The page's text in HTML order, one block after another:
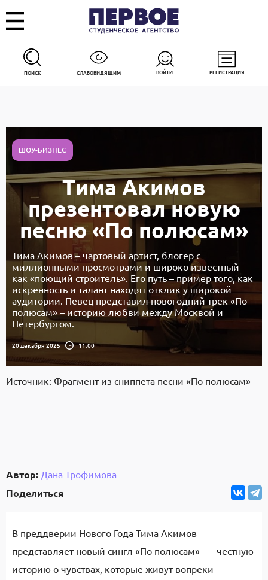
ПОИСК СЛАБОВИДЯЩИМ ВОЙТИ РЕГИСТРАЦИЯ
ШОУ-БИЗНЕС
Тима Акимов
презентовал новую
песню «По полюсам»
Тима Акимов – чартовый артист, блогер с
миллионными просмотрами и широко известный
как «поющий строитель». Его путь – пример того, как
искренность и талант находят отклик у широкой
аудитории. Певец представил новогодний трек «По
полюсам» – историю любви между Москвой и
Петербургом.
20 декабря 2025 11:00
Источник: Фрагмент из сниппета песни «По полюсам»
Автор: Дана Трофимова
Поделиться
В преддверии Нового Года Тима Акимов
представляет новый сингл «По полюсам» — честную
историю о чувствах, которые живут вопреки